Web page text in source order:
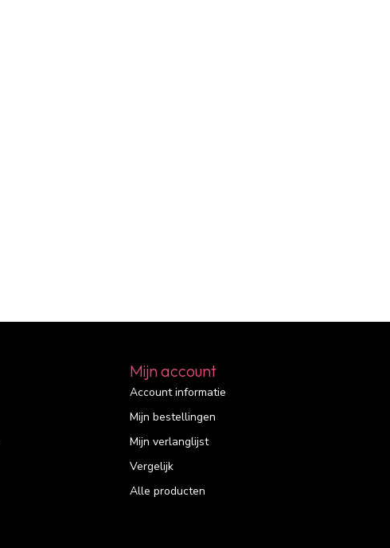
Mijn account
Account informatie
Mijn bestellingen
Mijn verlanglijst
Vergelijk
Alle producten